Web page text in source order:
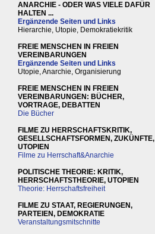
ANARCHIE - ODER WAS VIELE DAFÜR
HALTEN ...
Ergänzende Seiten und Links
Hierarchie, Utopie, Demokratiekritik
FREIE MENSCHEN IN FREIEN
VEREINBARUNGEN
Ergänzende Seiten und Links
Utopie, Anarchie, Organisierung
FREIE MENSCHEN IN FREIEN
VEREINBARUNGEN: BÜCHER,
VORTRAGE, DEBATTEN
Die Bücher
FILME ZU HERRSCHAFTSKRITIK,
GESELLSCHAFTSFORMEN, ZUKÜNFTE,
UTOPIEN
Filme zu Herrschaft&Anarchie
POLITISCHE THEORIE: KRITIK,
HERRSCHAFTSTHEORIE, UTOPIEN
Theorie: Herrschaftsfreiheit
FILME ZU STAAT, REGIERUNGEN,
PARTEIEN, DEMOKRATIE
Veranstaltungsmitschnitte